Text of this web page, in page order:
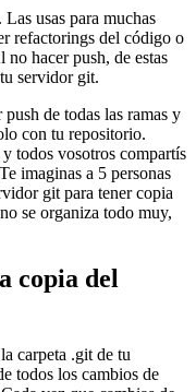
usas para muchas
refactorings del código o
hacer push, de estas
servidor git.
push de todas las ramas y
con tu repositorio.
todos vosotros compartís
imaginas a 5 personas
git para tener copia
se organiza todo muy,
copia del
carpeta .git de tu
todos los cambios de